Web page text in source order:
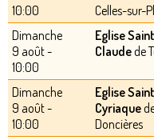
10:00
Celles-sur-
Dimanche
9 août -
10:00
Eglise
Claudede
Dimanche
9 août -
10:00
Eglise
Cyriaque
Doncières